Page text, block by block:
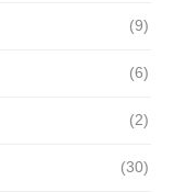
(9)
(6)
(2)
(30)